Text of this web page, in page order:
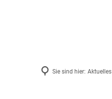
Sie sind hier: Aktuelles